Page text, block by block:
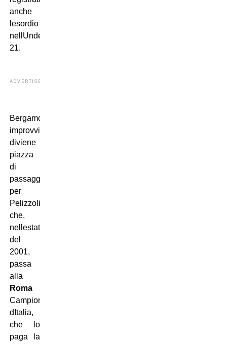
anche
lesordio
nellUnder
21.
ADVERTISEMENT
Bergamo,
improvvisamente,
diviene
piazza
di
passaggio
per
Pelizzoli
che,
nellestate
del
2001,
passa
alla
Roma
Campione
dItalia,
che lo
paga la